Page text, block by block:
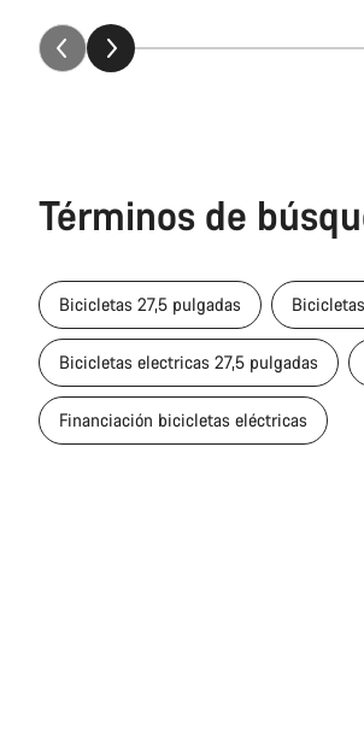
Términos de
Bicicletas 27,5 pulgadas
Bicicletas electricas 27,5 pulgadas
Financiación bicicletas eléctricas